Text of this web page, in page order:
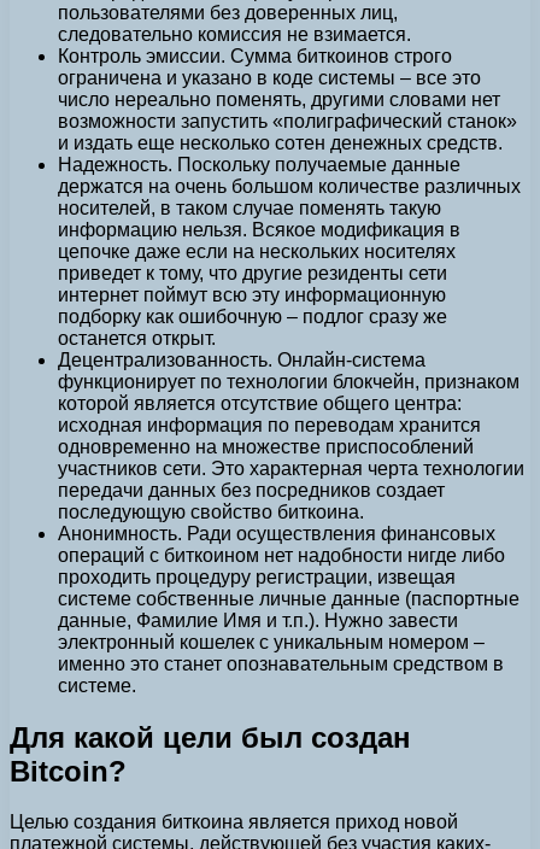
пользователями без доверенных лиц,
следовательно комиссия не взимается.
Контроль эмиссии. Сумма биткоинов строго
ограничена и указано в коде системы – все это
число нереально поменять, другими словами нет
возможности запустить «полиграфический станок»
и издать еще несколько сотен денежных средств.
Надежность. Поскольку получаемые данные
держатся на очень большом количестве различных
носителей, в таком случае поменять такую
информацию нельзя. Всякое модификация в
цепочке даже если на нескольких носителях
приведет к тому, что другие резиденты сети
интернет поймут всю эту информационную
подборку как ошибочную – подлог сразу же
останется открыт.
Децентрализованность. Онлайн-система
функционирует по технологии блокчейн, признаком
которой является отсутствие общего центра:
исходная информация по переводам хранится
одновременно на множестве приспособлений
участников сети. Это характерная черта технологии
передачи данных без посредников создает
последующую свойство биткоина.
Анонимность. Ради осуществления финансовых
операций с биткоином нет надобности нигде либо
проходить процедуру регистрации, извещая
системе собственные личные данные (паспортные
данные, Фамилие Имя и т.п.). Нужно завести
электронный кошелек с уникальным номером –
именно это станет опознавательным средством в
системе.
Для какой цели был создан
Bitcoin?
Целью создания биткоина является приход новой
платежной системы, действующей без участия каких-